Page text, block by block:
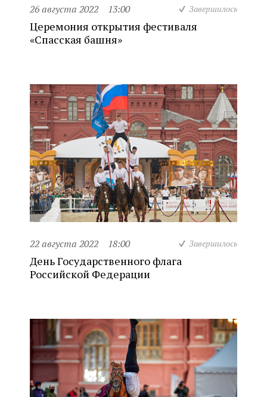
26 августа 2022 13:00 Завершилось
Церемония открытия фестиваля
«Спасская башня»
22 августа 2022 18:00 Завершилось
День Государственного флага
Российской Федерации